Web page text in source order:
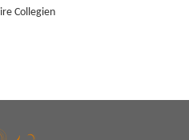
Collegien